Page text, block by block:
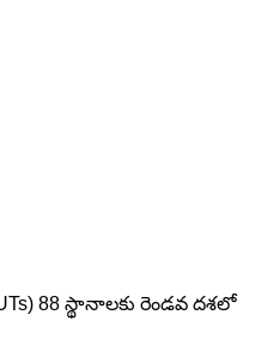
88 స్థానాలకు రెండవ దశలో